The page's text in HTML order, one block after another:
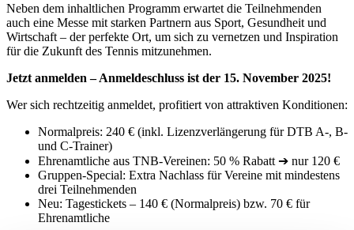
Neben dem inhaltlichen Programm erwartet die Teilnehmenden
auch eine Messe mit starken Partnern aus Sport, Gesundheit und
Wirtschaft – der perfekte Ort, um sich zu vernetzen und Inspiration
für die Zukunft des Tennis mitzunehmen.
Jetzt anmelden – Anmeldeschluss ist der 15. November 2025!
Wer sich rechtzeitig anmeldet, profitiert von attraktiven Konditionen:
Normalpreis: 240 € (inkl. Lizenzverlängerung für DTB A-, B-
und C-Trainer)
Ehrenamtliche aus TNB-Vereinen: 50 % Rabatt ➔ nur 120 €
Gruppen-Special: Extra Nachlass für Vereine mit mindestens
drei Teilnehmenden
Neu: Tagestickets – 140 € (Normalpreis) bzw. 70 € für
Ehrenamtliche